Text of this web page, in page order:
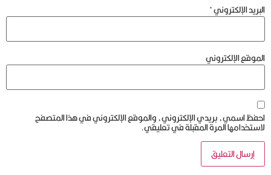
البريد الإلكتروني*
الموقع الإلكتروني
احفظ اسمي، بريدي الإلكتروني، والموقع الإلكتروني في هذا المتصفح
لاستخدامها المرة المقبلة في تعليقي.